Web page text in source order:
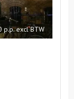
p.p. excl BTW